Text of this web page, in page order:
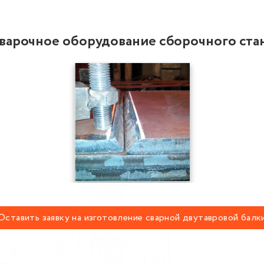
оборудование сборочного
заявку на изготовление сварной двутавровой